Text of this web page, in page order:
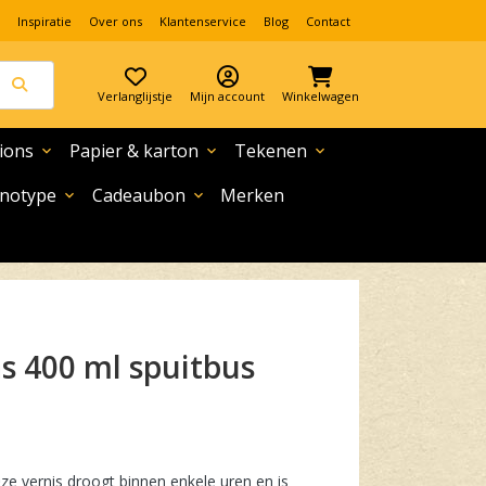
Inspiratie Over ons Klantenservice Blog Contact
Verlanglijstje Mijn account Winkelwagen
expand_more Papier & karton expand_more Tekenen expand_more
expand_more Cadeaubon expand_more
Merken
vernis droogt binnen enkele uren en is